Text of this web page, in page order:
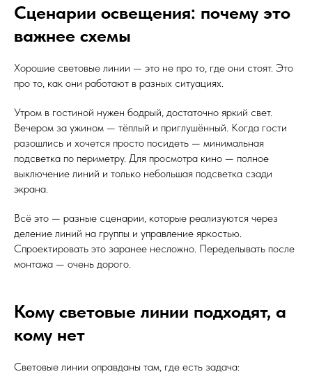
Сценарии освещения: почему это
важнее схемы
Хорошие световые линии — это не про то, где они стоят. Это
про то, как они работают в разных ситуациях.
Утром в гостиной нужен бодрый, достаточно яркий свет.
Вечером за ужином — тёплый и приглушённый. Когда гости
разошлись и хочется просто посидеть — минимальная
подсветка по периметру. Для просмотра кино — полное
выключение линий и только небольшая подсветка сзади
экрана.
Всё это — разные сценарии, которые реализуются через
деление линий на группы и управление яркостью.
Спроектировать это заранее несложно. Переделывать после
монтажа — очень дорого.
Кому световые линии подходят, а
кому нет
Световые линии оправданы там, где есть задача: